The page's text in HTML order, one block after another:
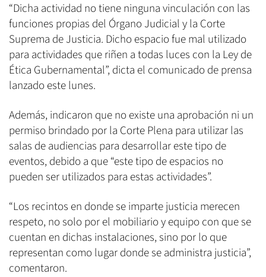
“Dicha actividad no tiene ninguna vinculación con las
funciones propias del Órgano Judicial y la Corte
Suprema de Justicia. Dicho espacio fue mal utilizado
para actividades que riñen a todas luces con la Ley de
Ética Gubernamental”, dicta el comunicado de prensa
lanzado este lunes.
Además, indicaron que no existe una aprobación ni un
permiso brindado por la Corte Plena para utilizar las
salas de audiencias para desarrollar este tipo de
eventos, debido a que “este tipo de espacios no
pueden ser utilizados para estas actividades”.
“Los recintos en donde se imparte justicia merecen
respeto, no solo por el mobiliario y equipo con que se
cuentan en dichas instalaciones, sino por lo que
representan como lugar donde se administra justicia”,
comentaron.